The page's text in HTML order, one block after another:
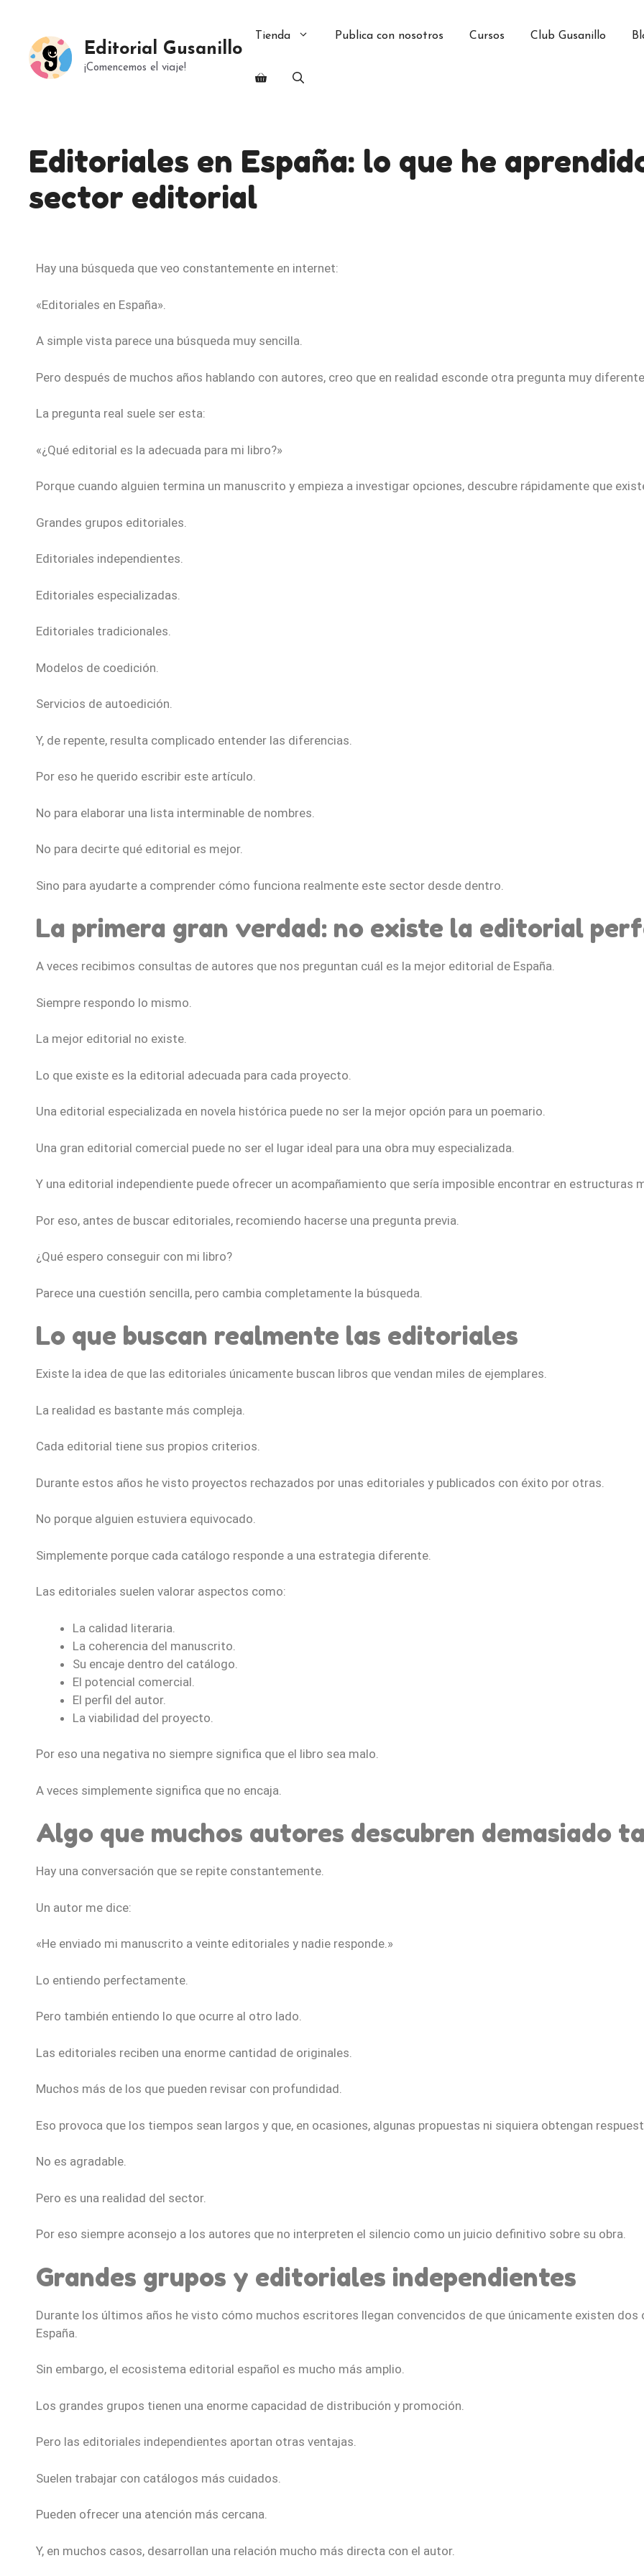
Editorial Gusanillo
¡Comencemos el viaje!
Tienda Publica con nosotros Cursos Club Gusanillo
Editoriales en España: lo que he
sector editorial
Hay una búsqueda que veo constantemente en internet:
«Editoriales en España».
A simple vista parece una búsqueda muy sencilla.
Pero después de muchos años hablando con autores, creo que en realidad esconde otra pregunta muy
La pregunta real suele ser esta:
«¿Qué editorial es la adecuada para mi libro?»
Porque cuando alguien termina un manuscrito y empieza a investigar opciones, descubre rápidamente que
Grandes grupos editoriales.
Editoriales independientes.
Editoriales especializadas.
Editoriales tradicionales.
Modelos de coedición.
Servicios de autoedición.
Y, de repente, resulta complicado entender las diferencias.
Por eso he querido escribir este artículo.
No para elaborar una lista interminable de nombres.
No para decirte qué editorial es mejor.
Sino para ayudarte a comprender cómo funciona realmente este sector desde dentro.
La primera gran verdad: no existe la editorial
A veces recibimos consultas de autores que nos preguntan cuál es la mejor editorial de España.
Siempre respondo lo mismo.
La mejor editorial no existe.
Lo que existe es la editorial adecuada para cada proyecto.
Una editorial especializada en novela histórica puede no ser la mejor opción para un poemario.
Una gran editorial comercial puede no ser el lugar ideal para una obra muy especializada.
Y una editorial independiente puede ofrecer un acompañamiento que sería imposible encontrar en estructuras
Por eso, antes de buscar editoriales, recomiendo hacerse una pregunta previa.
¿Qué espero conseguir con mi libro?
Parece una cuestión sencilla, pero cambia completamente la búsqueda.
Lo que buscan realmente las editoriales
Existe la idea de que las editoriales únicamente buscan libros que vendan miles de ejemplares.
La realidad es bastante más compleja.
Cada editorial tiene sus propios criterios.
Durante estos años he visto proyectos rechazados por unas editoriales y publicados con éxito por otras.
No porque alguien estuviera equivocado.
Simplemente porque cada catálogo responde a una estrategia diferente.
Las editoriales suelen valorar aspectos como:
La calidad literaria.
La coherencia del manuscrito.
Su encaje dentro del catálogo.
El potencial comercial.
El perfil del autor.
La viabilidad del proyecto.
Por eso una negativa no siempre significa que el libro sea malo.
A veces simplemente significa que no encaja.
Algo que muchos autores descubren demasiado
Hay una conversación que se repite constantemente.
Un autor me dice:
«He enviado mi manuscrito a veinte editoriales y nadie responde.»
Lo entiendo perfectamente.
Pero también entiendo lo que ocurre al otro lado.
Las editoriales reciben una enorme cantidad de originales.
Muchos más de los que pueden revisar con profundidad.
Eso provoca que los tiempos sean largos y que, en ocasiones, algunas propuestas ni siquiera obtengan
No es agradable.
Pero es una realidad del sector.
Por eso siempre aconsejo a los autores que no interpreten el silencio como un juicio definitivo sobre su obra.
Grandes grupos y editoriales independientes
Durante los últimos años he visto cómo muchos escritores llegan convencidos de que únicamente existen
España.
Sin embargo, el ecosistema editorial español es mucho más amplio.
Los grandes grupos tienen una enorme capacidad de distribución y promoción.
Pero las editoriales independientes aportan otras ventajas.
Suelen trabajar con catálogos más cuidados.
Pueden ofrecer una atención más cercana.
Y, en muchos casos, desarrollan una relación mucho más directa con el autor.